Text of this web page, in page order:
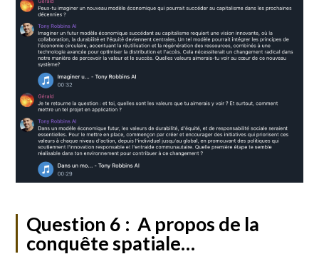
Question 6 : A propos de la
conquête spatiale…